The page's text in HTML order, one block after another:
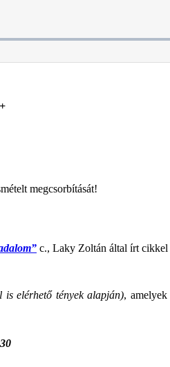
megcsorbítását!
c., Laky Zoltán által írt cikkel
is elérhető tények alapján),